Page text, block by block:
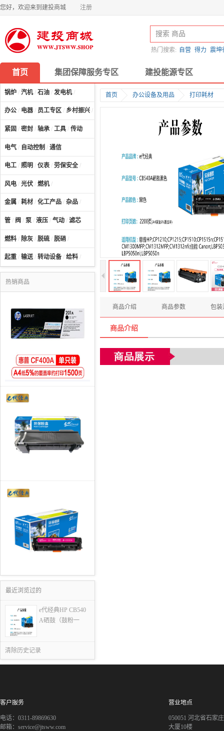
您好，欢迎来到建投商城 注册
热门搜索: 自营 得力 震坤
首页 集团保障服务专区 建投能源专区
锅炉 / 汽机/ 石油 / 发电机/
办公 / 电器 / 员工专区 / 乡村振兴 /
紧固 / 密封 / 轴承 / 工具 / 传动
电气 / 自动控制 / 通信
电工 / 照明 / 仪表 / 劳保安全 /
风电 / 光伏 / 燃机/
金属 / 耗材 / 化工产品 / 杂品 /
管 / 阀 / 泵 / 液压 / 气动 / 滤芯
燃料 / 除灰 / 脱硫 / 脱硝 /
起重 / 输送/ 转动设备 / 给料 /
热销商品
最近浏览过的
e代经典HP CB540
A硒鼓（鼓粉一
清除历史记录
首页 办公设备及用品 打印耗材
商品介绍 商品参数 包装
商品介绍
客户服务
电话：0311-89869630
邮箱：service@jtsww.com
营业地点
050051 河北省石家
大厦10楼